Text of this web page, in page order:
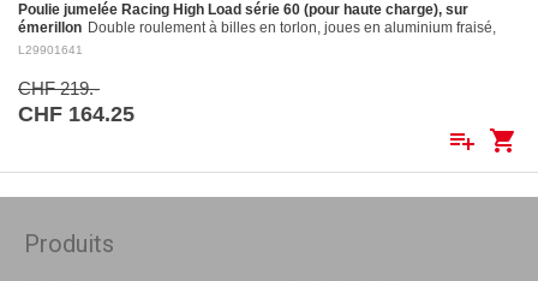
Poulie jumelée Racing High Load série 60 (pour haute charge), sur
émerillon Double roulement à billes en torlon, joues en aluminium fraisé,
réa en aluminium fraisé Ø 60 mm. Réa en aluminium: ø 60 mm Pour
L29901641
CHF 219.-
CHF 164.25
playlist_add shopping_cart
Produits